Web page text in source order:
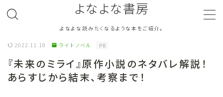
よなよな書房
よなよな読みたくなるような本をご紹介。
ジャンル Genre
2022.11.18 ライトノベル PR
『未来のミライ』原作小説のネタバレ解説！
あらすじから結末、考察まで！